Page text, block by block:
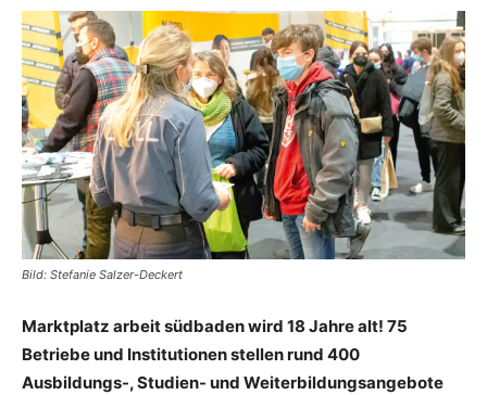
Bild: Stefanie Salzer-Deckert
Marktplatz arbeit südbaden wird 18 Jahre alt! 75
Betriebe und Institutionen stellen rund 400
Ausbildungs-, Studien- und Weiterbildungsangebote